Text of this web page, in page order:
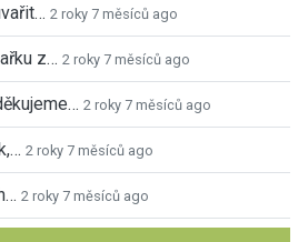
2 roky 7 měsíců ago
z… 2 roky 7 měsíců ago
2 roky 7 měsíců ago
2 roky 7 měsíců ago
2 roky 7 měsíců ago